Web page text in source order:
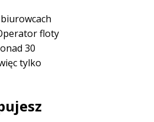
floty
30
tylko